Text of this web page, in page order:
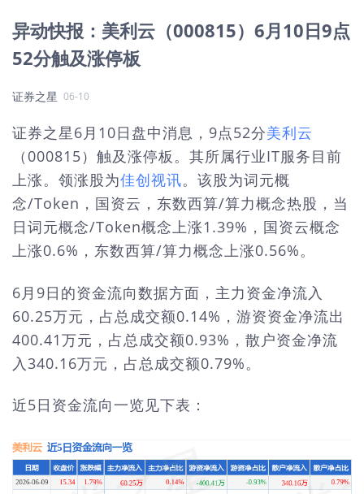
异动快报：美利云（000815）6月10日9点
52分触及涨停板
证券之星 06-10
证券之星6月10日盘中消息，9点52分美利云
（000815）触及涨停板。其所属行业IT服务目前
上涨。领涨股为佳创视讯。该股为词元概
念/Token，国资云，东数西算/算力概念热股，当
日词元概念/Token概念上涨1.39%，国资云概念
上涨0.6%，东数西算/算力概念上涨0.56%。
6月9日的资金流向数据方面，主力资金净流入
60.25万元，占总成交额0.14%，游资资金净流出
400.41万元，占总成交额0.93%，散户资金净流
入340.16万元，占总成交额0.79%。
近5日资金流向一览见下表：